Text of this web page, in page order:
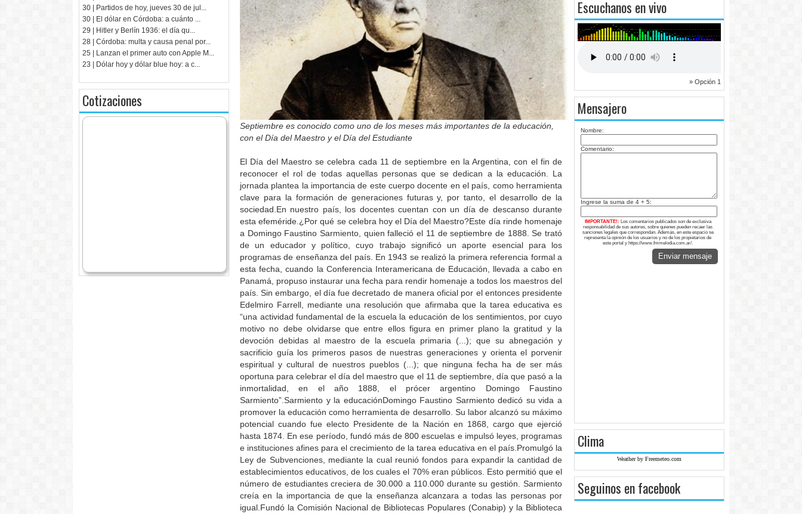
30 | Partidos de hoy, jueves 30 de jul...
30 | El dólar en Córdoba: a cuánto ...
29 | Hitler y Berlín 1936: el día qu...
28 | Córdoba: multa y causa penal por...
25 | Lanzan el primer auto con Apple M...
23 | Dólar hoy y dólar blue hoy: a c...
Cotizaciones
Septiembre es conocido como uno de los meses más importantes de la educación,
con el Día del Maestro y el Día del Estudiante
El Día del Maestro se celebra cada 11 de septiembre en la Argentina, con el fin de
reconocer el rol de todas aquellas personas que se dedican a la educación. La
jornada plantea la importancia de este cuerpo docente en el país, como herramienta
clave para la formación de generaciones futuras y, por tanto, el desarrollo de la
sociedad.En nuestro país, los docentes cuentan con un día de descanso durante
esta efeméride.¿Por qué se celebra hoy el Día del Maestro?Este día rinde homenaje
a Domingo Faustino Sarmiento, quien falleció el 11 de septiembre de 1888. Se trató
de un educador y político, cuyo trabajo significó un aporte esencial para los
programas de enseñanza del país. En 1943 se realizó la primera referencia formal a
esta fecha, cuando la Conferencia Interamericana de Educación, llevada a cabo en
Panamá, propuso instaurar una fecha para rendir homenaje a todos los maestros del
país. Sin embargo, el día fue decretado de manera oficial por el entonces presidente
Edelmiro Farrell, mediante una resolución que afirmaba que la tarea educativa es
“una actividad fundamental de la escuela la educación de los sentimientos, por cuyo
motivo no debe olvidarse que entre ellos figura en primer plano la gratitud y la
devoción debidas al maestro de la escuela primaria (...); que su abnegación y
sacrificio guía los primeros pasos de nuestras generaciones y orienta el porvenir
espiritual y cultural de nuestros pueblos (...); que ninguna fecha ha de ser más
oportuna para celebrar el día del maestro que el 11 de septiembre, día que pasó a la
inmortalidad, en el año 1888, el prócer argentino Domingo Faustino
Sarmiento”.Sarmiento y la educaciónDomingo Faustino Sarmiento dedicó su vida a
promover la educación como herramienta de desarrollo. Su labor alcanzó su máximo
potencial cuando fue electo Presidente de la Nación en 1868, cargo que ejerció
hasta 1874. En ese período, fundó más de 800 escuelas e impulsó leyes, programas
e instituciones afines para el crecimiento de la tarea educativa en el país.Promulgó la
Ley de Subvenciones, mediante la cual reunió fondos para expandir la cantidad de
establecimientos educativos, de los cuales el 70% eran públicos. Esto permitió que el
número de estudiantes creciera de 30.000 a 110.000 durante su gestión. Sarmiento
creía en la importancia de que la enseñanza alcanzara a todas las personas por
igual.Fundó la Comisión Nacional de Bibliotecas Populares (Conabip) y la Biblioteca
Escuchanos en vivo
» Opción 1
Mensajero
Nombre:
Comentario:
Ingrese la suma de 4 + 5:
IMPORTANTE!: Los comentarios publicados son de exclusiva
responsabilidad de sus autores, sobre quienes pueden recaer las
sanciones legales que correspondan. Además, en este espacio se
representa la opinión de los usuarios y no de los propietarios de
este portal y https://www.fmmelodia.com.ar/.
Enviar mensaje
Clima
Weather by Freemeteo.com
Seguinos en facebook